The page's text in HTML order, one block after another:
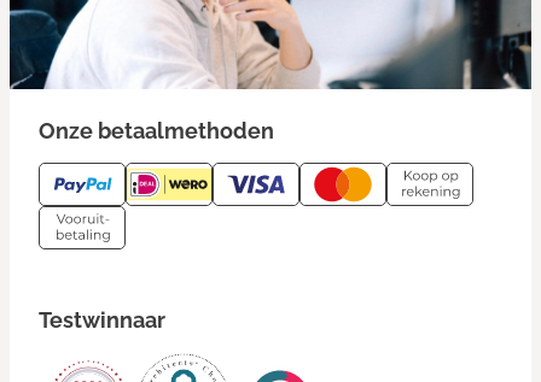
Onze betaalmethoden
Testwinnaar